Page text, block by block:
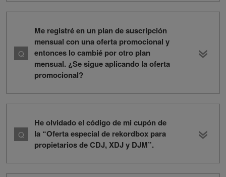
Me registré en un plan de suscripción
mensual con una oferta promocional y
entonces lo cambié por otro plan
mensual. ¿Se sigue aplicando la oferta
promocional?
He olvidado el código de mi cupón de
la “Oferta especial de rekordbox para
propietarios de CDJ, XDJ y DJM”.